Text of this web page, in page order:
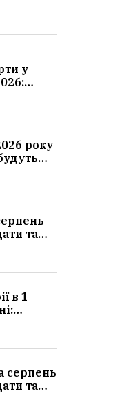
у
року
та
в 1
серпень
та